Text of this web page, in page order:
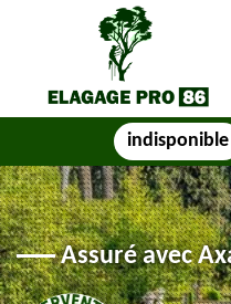
indisponible
Assuré avec